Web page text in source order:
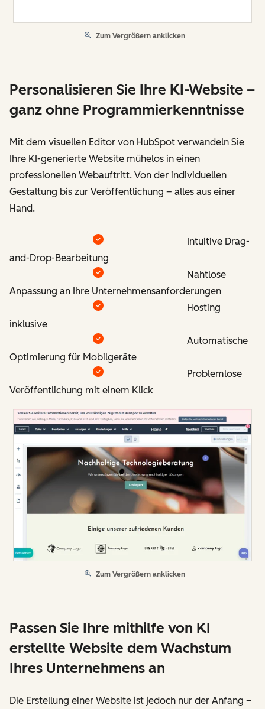
Zum Vergrößern anklicken
Personalisieren Sie Ihre KI-Website –
ganz ohne Programmierkenntnisse
Mit dem visuellen Editor von HubSpot verwandeln Sie
Ihre KI-generierte Website mühelos in einen
professionellen Webauftritt. Von der individuellen
Gestaltung bis zur Veröffentlichung – alles aus einer
Hand.
Intuitive Drag-
and-Drop-Bearbeitung
Nahtlose
Anpassung an Ihre Unternehmensanforderungen
Hosting
inklusive
Automatische
Optimierung für Mobilgeräte
Problemlose
Veröffentlichung mit einem Klick
Zum Vergrößern anklicken
Passen Sie Ihre mithilfe von KI
erstellte Website dem Wachstum
Ihres Unternehmens an
Die Erstellung einer Website ist jedoch nur der Anfang –